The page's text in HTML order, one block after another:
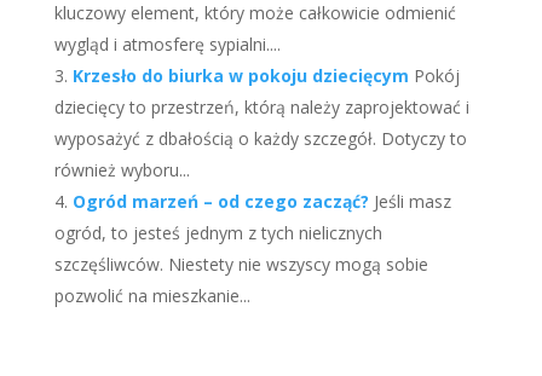
kluczowy element, który może całkowicie odmienić
wygląd i atmosferę sypialni....
Krzesło do biurka w pokoju dziecięcym Pokój
dziecięcy to przestrzeń, którą należy zaprojektować i
wyposażyć z dbałością o każdy szczegół. Dotyczy to
również wyboru...
Ogród marzeń – od czego zacząć? Jeśli masz
ogród, to jesteś jednym z tych nielicznych
szczęśliwców. Niestety nie wszyscy mogą sobie
pozwolić na mieszkanie...